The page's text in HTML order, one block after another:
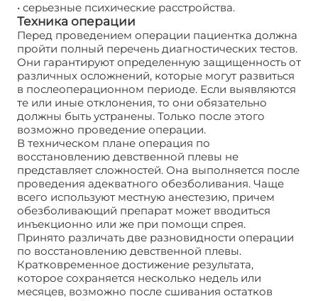
• серьезные психические расстройства.
Техника операции
Перед проведением операции пациентка должна
пройти полный перечень диагностических тестов.
Они гарантируют определенную защищенность от
различных осложнений, которые могут развиться
в послеоперационном периоде. Если выявляются
те или иные отклонения, то они обязательно
должны быть устранены. Только после этого
возможно проведение операции.
В техническом плане операция по
восстановлению девственной плевы не
представляет сложностей. Она выполняется после
проведения адекватного обезболивания. Чаще
всего используют местную анестезию, причем
обезболивающий препарат может вводиться
инъекционно или же при помощи спрея.
Принято различать две разновидности операции
по восстановлению девственной плевы.
Кратковременное достижение результата,
которое сохраняется несколько недель или
месяцев, возможно после сшивания остатков